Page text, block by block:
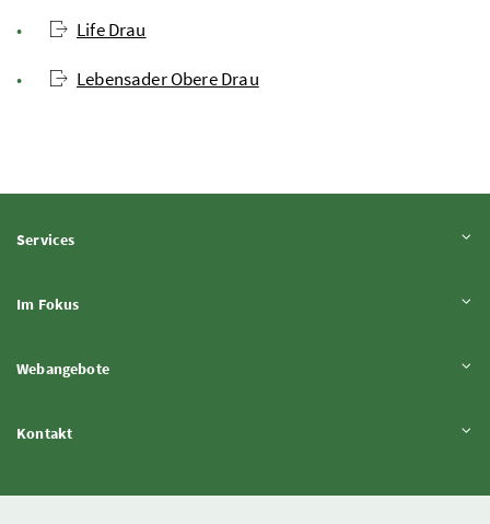
Life Drau
Lebensader Obere Drau
ServicesInhalt aufklappen
Im FokusInhalt aufklappen
WebangeboteInhalt aufklappen
KontaktInhalt aufklappen